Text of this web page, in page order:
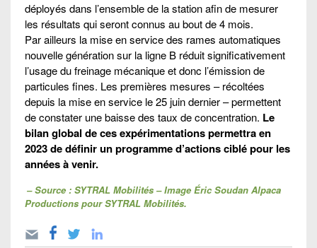
déployés dans l’ensemble de la station afin de mesurer
les résultats qui seront connus au bout de 4 mois.
Par ailleurs la mise en service des rames automatiques
nouvelle génération sur la ligne B réduit significativement
l’usage du freinage mécanique et donc l’émission de
particules fines. Les premières mesures – récoltées
depuis la mise en service le 25 juin dernier – permettent
de constater une baisse des taux de concentration. Le
bilan global de ces expérimentations permettra en
2023 de définir un programme d’actions ciblé pour les
années à venir.
– Source : SYTRAL Mobilités – Image Éric Soudan Alpaca
Productions pour SYTRAL Mobilités.